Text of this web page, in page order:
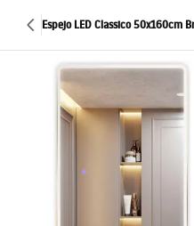
Espejo LED Classico 50x160cm